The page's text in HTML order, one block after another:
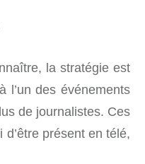
la stratégie est
l’un des événements
de journalistes. Ces
présent en télé,